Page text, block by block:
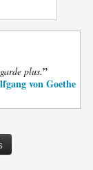
plus.”
von Goethe